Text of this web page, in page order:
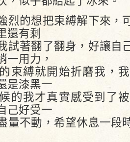
的想把束縛解下來，
還有剩
試著翻了翻身，好讓自
一用力，
束縛就開始折磨我，
是漆黑一
的我才真實感受到了
己好受一
量不動，希望休息一段